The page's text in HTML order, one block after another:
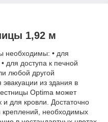
1,92 м
необходимы: • для
для доступа к печной
любой другой
эвакуации из здания в
Optima может
для кровли. Достаточно
креплений, необходимых